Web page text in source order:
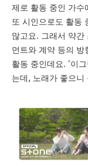
제로 활동 중인 가수
또 시인으로도 활동
많고요 . 그래서 약간
먼트와 계약 등의 방
활동 중인데요 . ‘이그
는데 , 노래가 좋으니